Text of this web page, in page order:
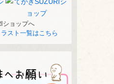
ョップへ
スト一覧はこちら